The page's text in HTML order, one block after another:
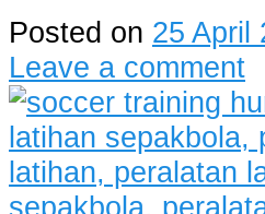
Posted on 25 April
Leave a comment